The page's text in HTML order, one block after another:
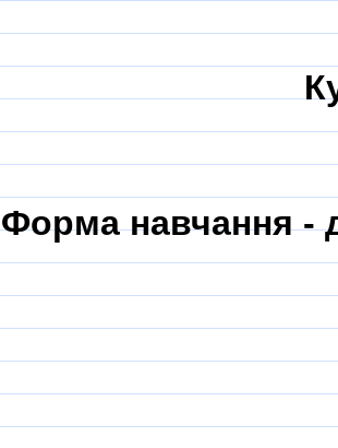
Форма навчання -